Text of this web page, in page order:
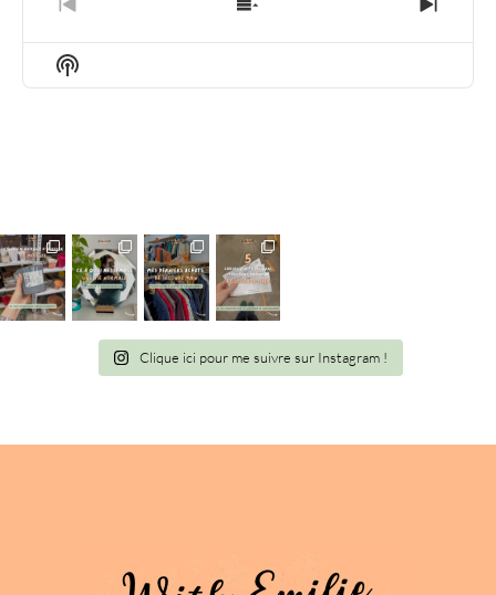
PREVIOUS
EPISODE
SHOW
EPISODES
NEXT
Show
Podcast
Clique ici pour me suivre sur Instagram !